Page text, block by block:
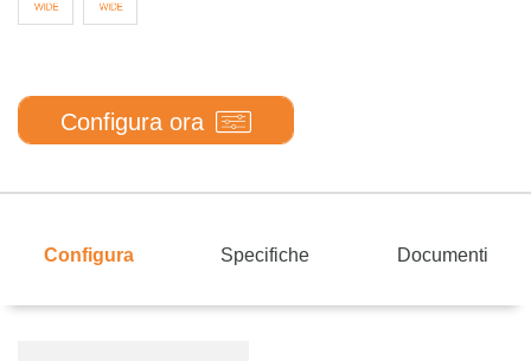
Configura ora
Configura Specifiche Documenti